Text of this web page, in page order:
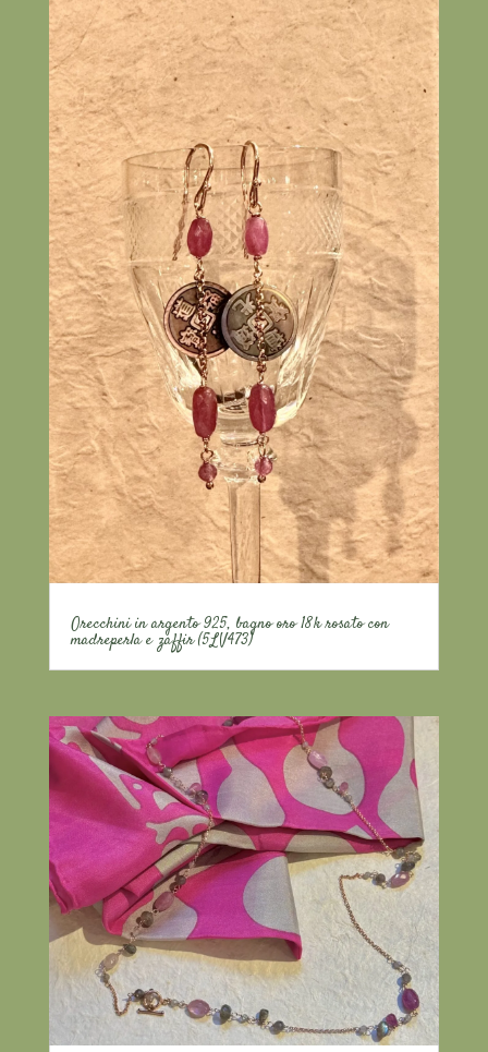
Orecchini in argento 925, bagno oro 18k rosato con
madreperla e zaffir (5LV473)